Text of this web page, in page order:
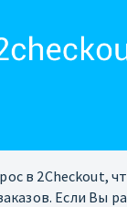
в 2Checkout,
Если Вы